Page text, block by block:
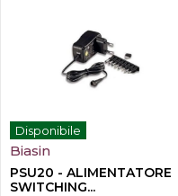
Disponibile
Biasin
PSU20 - ALIMENTATORE
SWITCHING...